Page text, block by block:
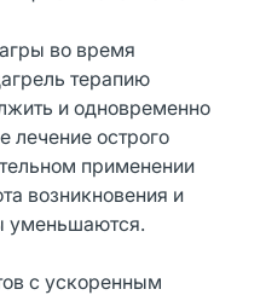
во время
терапию
и одновременно
лечение острого
применении
возникновения и
уменьшаются.
с ускоренным